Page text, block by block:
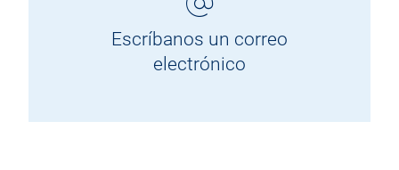
Escríbanos un correo
electrónico